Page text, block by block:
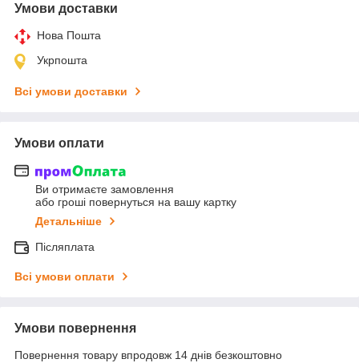
Умови доставки
Нова Пошта
Укрпошта
Всі умови доставки
Умови оплати
Ви отримаєте замовлення
або гроші повернуться на вашу картку
Детальніше
Післяплата
Всі умови оплати
Умови повернення
Повернення товару впродовж 14 днів безкоштовно